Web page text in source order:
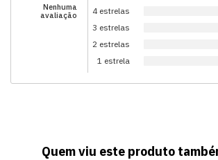
Nenhuma
avaliação
4 estrelas
3 estrelas
2 estrelas
1 estrela
Quem viu este produto